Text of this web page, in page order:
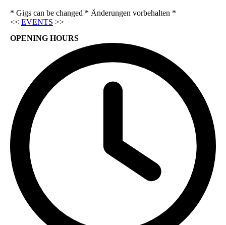
* Gigs can be changed * Änderungen vorbehalten *
<< EVENTS >>
OPENING HOURS